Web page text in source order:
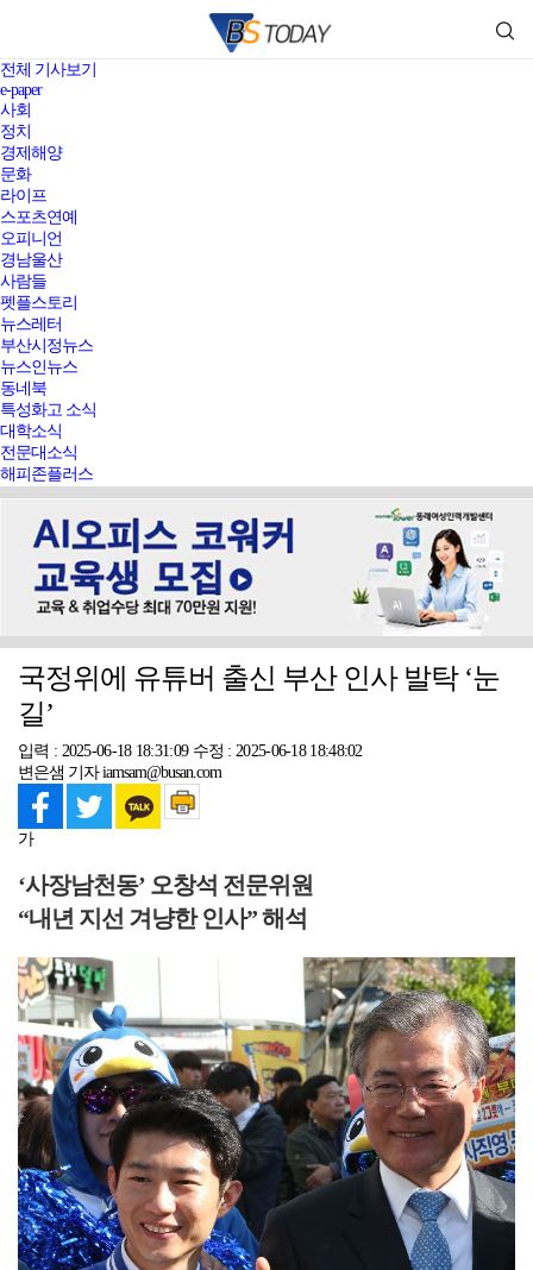
전체 기사보기
e-paper
사회
정치
경제해양
문화
라이프
스포츠연예
오피니언
경남울산
사람들
펫플스토리
뉴스레터
부산시정뉴스
뉴스인뉴스
동네북
특성화고 소식
대학소식
전문대소식
해피존플러스
국정위에 유튜버 출신 부산 인사 발탁 ‘눈
길’
입력 : 2025-06-18 18:31:09 수정 : 2025-06-18 18:48:02
변은샘 기자 iamsam@busan.com
가
‘사장남천동’ 오창석 전문위원
“내년 지선 겨냥한 인사” 해석